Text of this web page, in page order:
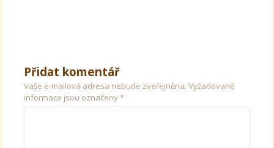
Přidat komentář
Vaše e-mailová adresa nebude zveřejněna. Vyžadované
informace jsou označeny*